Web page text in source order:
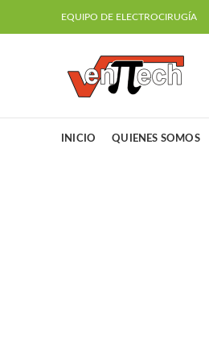
EQUIPO DE ELECTROCIRUGÍA
INICIO QUIENES SOMOS